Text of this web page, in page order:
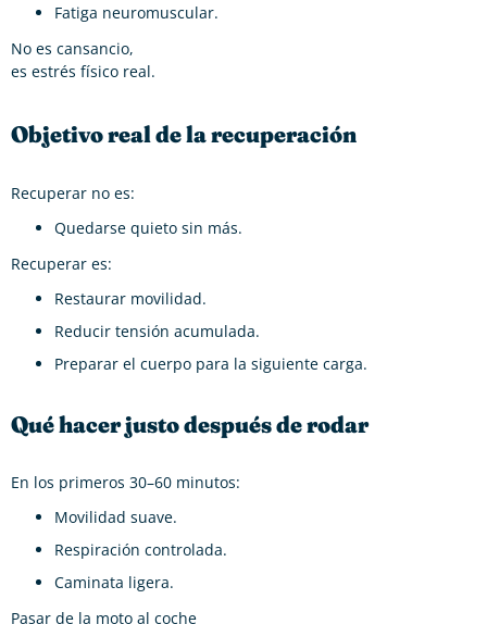
Fatiga neuromuscular.
No es cansancio,
es estrés físico real.
Objetivo real de la recuperación
Recuperar no es:
Quedarse quieto sin más.
Recuperar es:
Restaurar movilidad.
Reducir tensión acumulada.
Preparar el cuerpo para la siguiente carga.
Qué hacer justo después de rodar
En los primeros 30–60 minutos:
Movilidad suave.
Respiración controlada.
Caminata ligera.
Pasar de la moto al coche